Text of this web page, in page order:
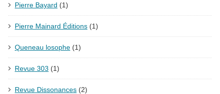
Pierre Bayard (1)
Pierre Mainard Éditions (1)
Queneau losophe (1)
Revue 303 (1)
Revue Dissonances (2)